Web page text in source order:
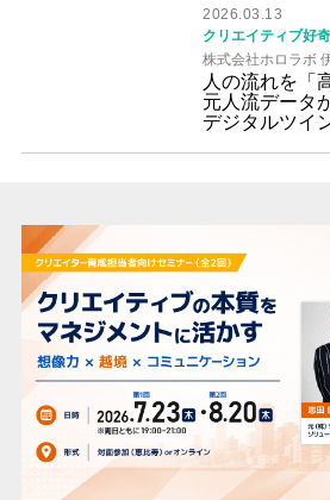
2026.03.13
クリエイティブ好
株式会社ホロラボ
人の流れを「
元人流データ
デジタルツイ